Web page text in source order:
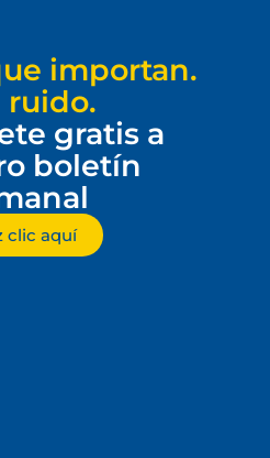
importan.
ruido.
gratis a
boletín
clic aquí